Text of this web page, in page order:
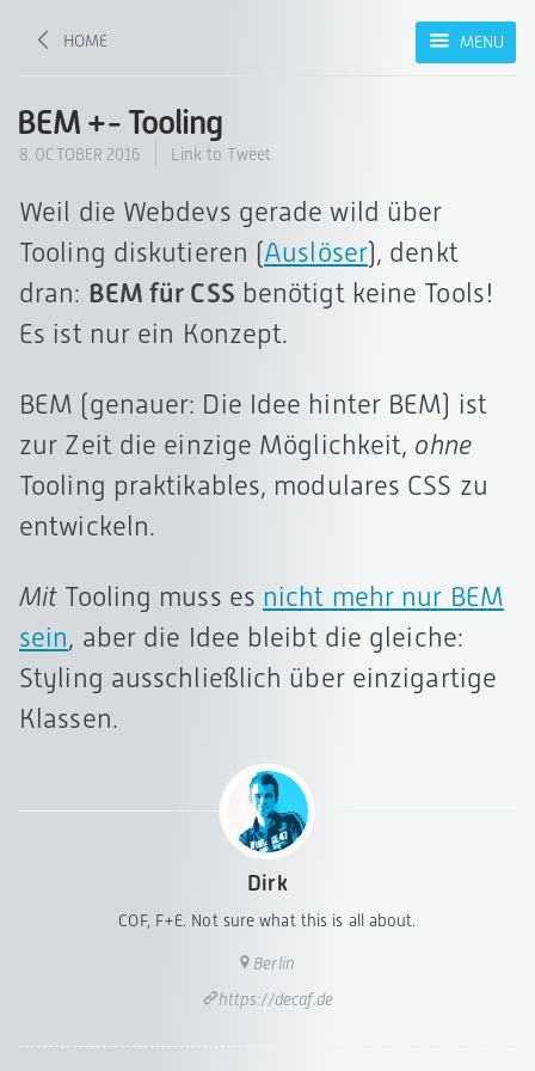
HOME MENU
BEM +- Tooling
8. OCTOBER 2016 Link to Tweet
Weil die Webdevs gerade wild über
Tooling diskutieren (Auslöser), denkt
dran: BEM für CSS benötigt keine Tools!
Es ist nur ein Konzept.
BEM (genauer: Die Idee hinter BEM) ist
zur Zeit die einzige Möglichkeit, ohne
Tooling praktikables, modulares CSS zu
entwickeln.
Mit Tooling muss es nicht mehr nur BEM
sein, aber die Idee bleibt die gleiche:
Styling ausschließlich über einzigartige
Klassen.
Dirk
COF, F+E. Not sure what this is all about.
Berlin
https://decaf.de